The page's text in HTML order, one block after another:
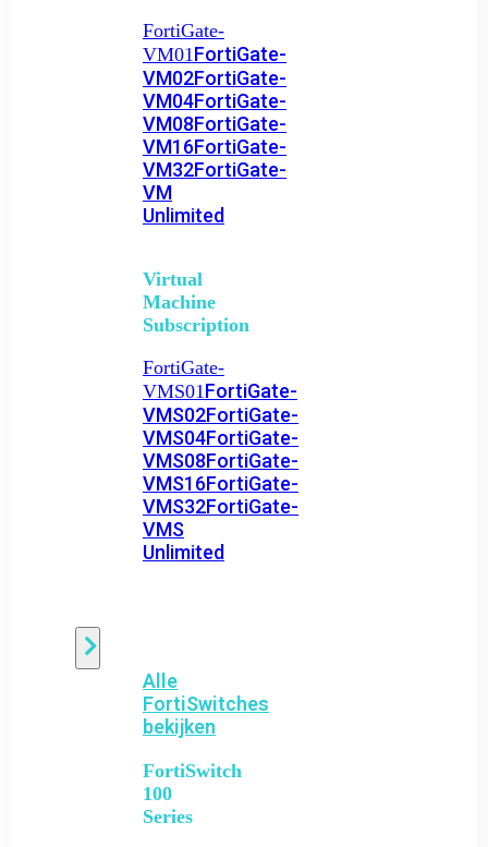
FortiGate-
VM01FortiGate-
VM02FortiGate-
VM04FortiGate-
VM08FortiGate-
VM16FortiGate-
VM32FortiGate-
VM
Unlimited
Virtual
Machine
Subscription
FortiGate-
VMS01FortiGate-
VMS02FortiGate-
VMS04FortiGate-
VMS08FortiGate-
VMS16FortiGate-
VMS32FortiGate-
VMS
Unlimited
Alle
FortiSwitches
bekijken
FortiSwitch
100
Series